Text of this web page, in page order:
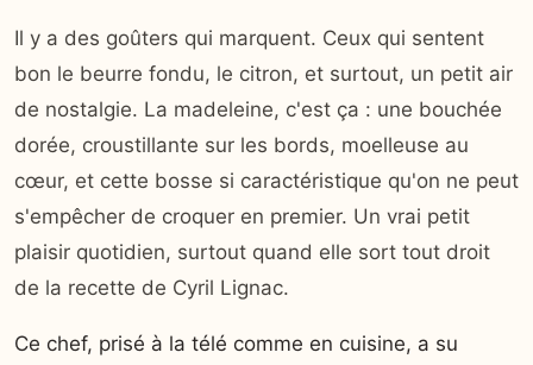
Il y a des goûters qui marquent. Ceux qui sentent
bon le beurre fondu, le citron, et surtout, un petit air
de nostalgie. La madeleine, c'est ça : une bouchée
dorée, croustillante sur les bords, moelleuse au
cœur, et cette bosse si caractéristique qu'on ne peut
s'empêcher de croquer en premier. Un vrai petit
plaisir quotidien, surtout quand elle sort tout droit
de la recette de Cyril Lignac.
Ce chef, prisé à la télé comme en cuisine, a su